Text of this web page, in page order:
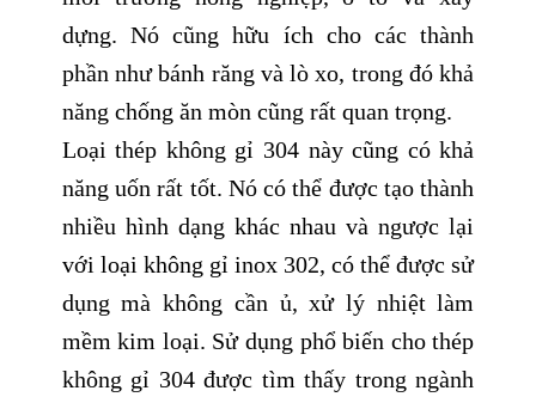
dựng. Nó cũng hữu ích cho các thành
phần như bánh răng và lò xo, trong đó khả
năng chống ăn mòn cũng rất quan trọng.
Loại thép không gỉ 304 này cũng có khả
năng uốn rất tốt. Nó có thể được tạo thành
nhiều hình dạng khác nhau và ngược lại
với loại không gỉ inox 302, có thể được sử
dụng mà không cần ủ, xử lý nhiệt làm
mềm kim loại. Sử dụng phổ biến cho thép
không gỉ 304 được tìm thấy trong ngành